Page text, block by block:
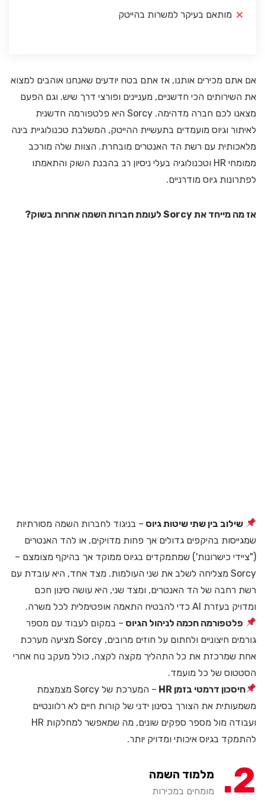
מותאם בעיקר למשרות בהייטק
אם אתם מכירים אותנו, אז אתם בטח יודעים שאנחנו אוהבים למצוא
את השירותים הכי חדשניים, מעניינים ופורצי דרך שיש. וגם הפעם
מצאנו לכם חברה מדהימה. Sorcy היא פלטפורמה חדשנית
לאיתור וגיוס מועמדים בתעשיית ההייטק, המשלבת טכנולוגיית בינה
מלאכותית עם רשת הד האנטרים מובחרת. הצוות שלה מורכב
ממומחי HR וטכנולוגיה בעלי ניסיון רב בהבנת השוק והתאמתו
לפתרונות גיוס מודרניים.
אז מה מייחד את Sorcy לעומת חברות השמה אחרות בשוק?
שילוב בין שתי שיטות גיוס – בניגוד לחברות השמה מסורתיות
שמגייסות בהיקפים גדולים אך פחות מדויקים, או להד האנטרים
("ציידי כישרונות') שמתמקדים בגיוס ממוקד אך בהיקף מצומצם –
Sorcy מצליחה לשלב את שני העולמות. מצד אחד, היא עובדת עם
רשת רחבה של הד האנטרים, ומצד שני, היא עושה סינון חכם
ומדויק בעזרת AI כדי להבטיח התאמה אופטימלית לכל משרה.
פלטפורמה חכמה לניהול הגיוס – במקום לעבוד עם מספר
גורמים חיצוניים ולחתום על חוזים מרובים, Sorcy מציעה מערכת
אחת שמרכזת את כל התהליך מקצה לקצה, כולל מעקב נוח אחרי
הסטטוס של כל מועמד.
חיסכון דרמטי בזמן HR
– המערכת של Sorcy מצמצמת
משמעותית את הצורך בסינון ידני של קורות חיים לא רלוונטיים
ועבודה מול מספר ספקים שונים, מה שמאפשר למחלקות HR
להתמקד בגיוס איכותי ומדויק יותר.
2 מלמוד השמה
מומחים במכירות